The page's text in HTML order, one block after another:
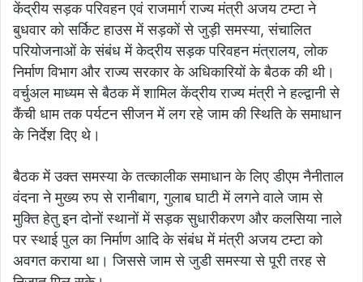
केंद्रीय सड़क परिवहन एवं राजमार्ग राज्य मंत्री अजय टम्टा ने
बुधवार को सर्किट हाउस में सड़कों से जुड़ी समस्या, संचालित
परियोजनाओं के संबंध में केद्रीय सड़क परिवहन मंत्रालय, लोक
निर्माण विभाग और राज्य सरकार के अधिकारियों के बैठक की थी।
वर्चुअल माध्यम से बैठक में शामिल केंद्रीय राज्य मंत्री ने हल्द्वानी से
कैंची धाम तक पर्यटन सीजन में लग रहे जाम की स्थिति के समाधान
के निर्देश दिए थे।
बैठक में उक्त समस्या के तत्कालीक समाधान के लिए डीएम नैनीताल
वंदना ने मुख्य रुप से रानीबाग, गुलाब घाटी में लगने वाले जाम से
मुक्ति हेतु इन दोनों स्थानों में सड़क सुधारीकरण और कलसिया नाले
पर स्थाई पुल का निर्माण आदि के संबंध में मंत्री अजय टम्टा को
अवगत कराया था। जिससे जाम से जुडी समस्या से पूरी तरह से